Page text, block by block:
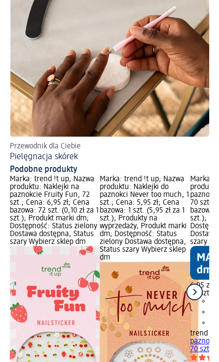
Przewodnik dla Ciebie
Pielęgnacja skórek
Podobne produkty
Marka: trend !t up; Nazwa
produktu: Naklejki na
paznokcie Fruity Fun, 72
szt.; Cena: 6,95 zł; Cena
bazowa: 72 szt. (0,10 zł za 1
szt.); Produkt marki dm;
Dostępność: Status zielony
Dostawa dostępna, Status
szary Wybierz sklep dm
Marka: trend !t up; Nazwa
produktu: Naklejki do
paznokci Never too much, 1
szt.; Cena: 5,95 zł; Cena
bazowa: 1 szt. (5,95 zł za 1
szt.); Produkty na
wyprzedaży, Produkt marki
dm; Dostępność: Status
zielony Dostawa dostępna,
Status szary Wybierz sklep
dm
Marka:
70 szt.;
bazowa:
szt.);
szary
6,95 zł
70 szt.
trend !t
70 szt.